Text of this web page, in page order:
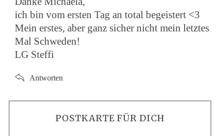
ich bin vom ersten Tag an total begeistert <3
Mein erstes, aber ganz sicher nicht mein letztes
Mal Schweden!
LG Steffi
Antworten
POSTKARTE FÜR DICH